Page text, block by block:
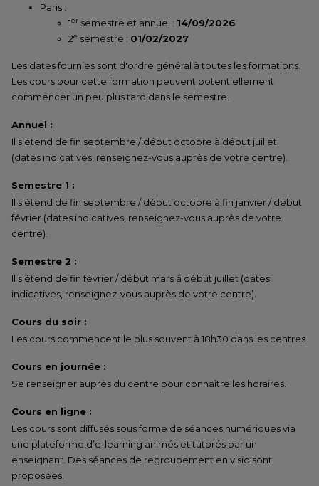
Paris :
1er semestre et annuel : 14/09/2026
2e semestre : 01/02/2027
Les dates fournies sont d'ordre général à toutes les formations.
Les cours pour cette formation peuvent potentiellement
commencer un peu plus tard dans le semestre.
Annuel :
Il s'étend de fin septembre / début octobre à début juillet
(dates indicatives, renseignez-vous auprès de votre centre).
Semestre 1 :
Il s'étend de fin septembre / début octobre à fin janvier / début
février (dates indicatives, renseignez-vous auprès de votre
centre).
Semestre 2 :
Il s'étend de fin février / début mars à début juillet (dates
indicatives, renseignez-vous auprès de votre centre).
Cours du soir :
Les cours commencent le plus souvent à 18h30 dans les centres.
Cours en journée :
Se renseigner auprès du centre pour connaître les horaires.
Cours en ligne :
Les cours sont diffusés sous forme de séances numériques via
une plateforme d’e-learning animés et tutorés par un
enseignant. Des séances de regroupement en visio sont
proposées.